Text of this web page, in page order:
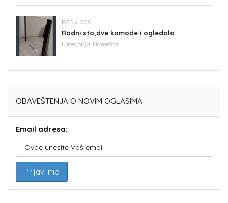
RSD 6,000
Radni sto,dve komode i ogledalo
Kategorija: Nameštaj
OBAVEŠTENJA O NOVIM OGLASIMA
Email adresa: